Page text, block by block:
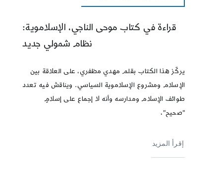
قراءة في كتاب موحى الناجي، الإسلاموية:
نظام شمولي جديد
يركّز هذا الكتاب بقلم مهدي مظفري، على العلاقة بين
الإسلام ومشروع الإسلاموية السياسي. ويناقش فيه تعدد
طوائف الإسلام ومدارسه وأنه لا إجماع على إسلامٍ
"صحيح"،
إقرأ المزيد